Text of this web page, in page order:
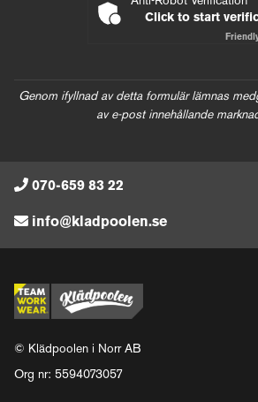
Click to start
Genom ifyllnad av detta formulär lämnas
av e-post innehållande
070-659 83 22
info@kladpoolen.se
© Klädpoolen i Norr AB
Org nr: 5594073057